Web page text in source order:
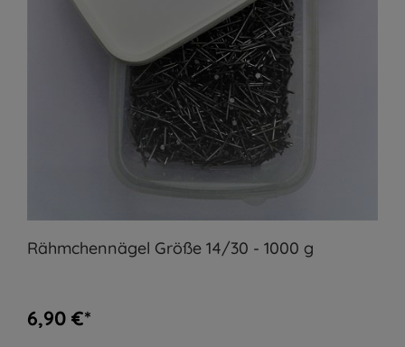
Rähmchennägel Größe 14/30 - 1000 g
6,90 €*